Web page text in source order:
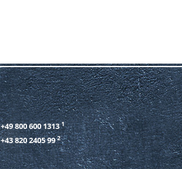
+49 800 600 1313 1
+43 820 2405 99 2